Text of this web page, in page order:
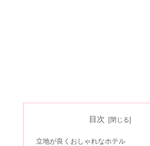
目次
立地が良くおしゃれなホテル